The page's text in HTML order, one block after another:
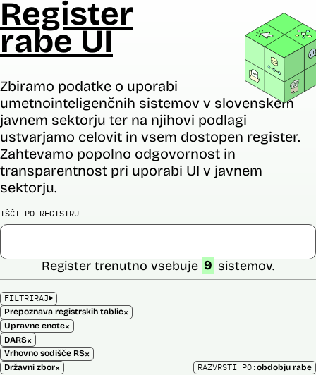
Register
rabe UI
Zbiramo podatke o uporabi
umetnointeligenčnih sistemov v slovenskem
javnem sektorju ter na njihovi podlagi
ustvarjamo celovit in vsem dostopen register.
Zahtevamo popolno odgovornost in
transparentnost pri uporabi UI v javnem
sektorju.
IŠČI PO REGISTRU
FILTRIRAJ
Prepoznava registrskih tablic×
Upravne enote×
DARS×
Vrhovno sodišče RS×
Državni zbor×
Register trenutno vsebuje 9 sistemov.
RAZVRSTI PO:obdobju rabe